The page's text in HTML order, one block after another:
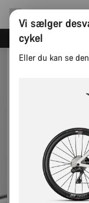
Vi sælger
cykel
Eller du kan se